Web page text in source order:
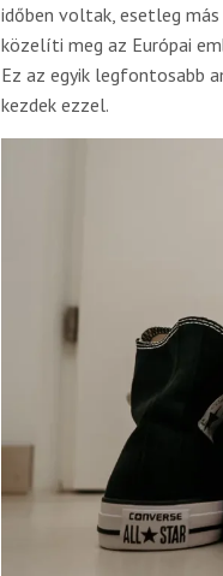
időben voltak, esetleg más
közelíti meg az Európai
Ez az egyik legfontosabb
kezdek ezzel.